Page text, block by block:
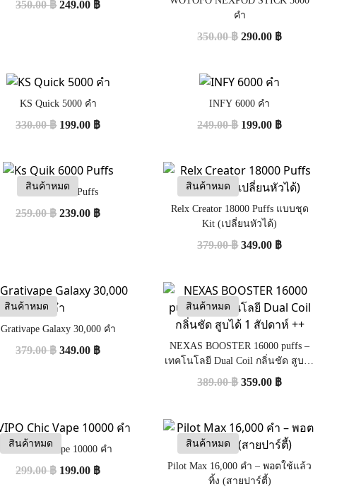
350.00฿ 249.00 ฿
คำ
350.00฿ 290.00 ฿
KS Quick 5000 คำ
330.00฿ 199.00 ฿
INFY 6000 คำ
249.00฿ 199.00 ฿
สินค้าหมด
Ks Quik 6000 Puffs
259.00฿ 239.00 ฿
สินค้าหมด
Relx Creator 18000 Puffs แบบชุด
Kit (เปลี่ยนหัวได้)
379.00฿ 349.00 ฿
สินค้าหมด
Grativape Galaxy 30,000 คำ
379.00฿ 349.00 ฿
สินค้าหมด
NEXAS BOOSTER 16000 puffs –
เทคโนโลยี Dual Coil กลิ่นชัด สูบได้
1 สัปดาห์ ++
389.00฿ 359.00 ฿
สินค้าหมด
VIPO Chic Vape 10000 คำ
299.00฿ 199.00 ฿
สินค้าหมด
Pilot Max 16,000 คำ – พอตใช้แล้ว
ทิ้ง (สายปาร์ตี้)